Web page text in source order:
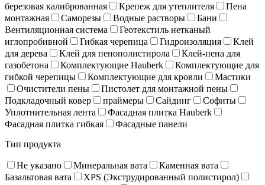
березовая калиброванная
Крепеж для утеплителя
Пена
монтажная
Саморезы Водные растворы
Бани
Вентиляционная система
Геотекстиль нетканый
иглопробивной
Гибкая черепица Гидроизоляция
Клей
для дерева
Клей для пенополистирола
Клей-пена для
газобетона
Комплектующие Hauberk
Комплектующие для
гибкой черепицы
Комплектующие для кровли
Мастики
Очистители пены
Пистолет для монтажной пены
Подкладочный ковер
праймеры Сайдинг
Софиты
Уплотнительная лента
Фасадная плитка Hauberk
Фасадная плитка гибкая
Фасадные панели
Тип продукта
Не указано Минеральная вата
Каменная вата
Базальтовая вата
XPS (Экструдированный полистирол)